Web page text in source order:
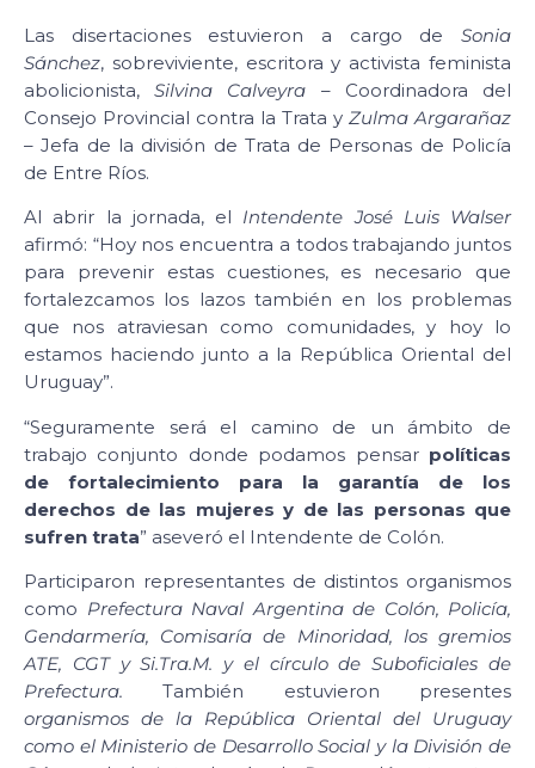
Las disertaciones estuvieron a cargo de Sonia
Sánchez, sobreviviente, escritora y activista feminista
abolicionista,Silvina Calveyra – Coordinadora del
Consejo Provincial contra la Trata y Zulma Argarañaz
– Jefa de la división de Trata de Personas de Policía
de Entre Ríos.
Al abrir la jornada, el Intendente José Luis Walser
afirmó: “Hoy nos encuentra a todos trabajando juntos
para prevenir estas cuestiones, es necesario que
fortalezcamos los lazos también en los problemas
que nos atraviesan como comunidades, y hoy lo
estamos haciendo junto a la República Oriental del
Uruguay”.
“Seguramente será el camino de un ámbito de
trabajo conjunto donde podamos pensar políticas
de fortalecimiento para la garantía de los
derechos de las mujeres y de las personas que
sufren trata” aseveró el Intendente de Colón.
Participaron representantes de distintos organismos
como Prefectura Naval Argentina de Colón, Policía,
Gendarmería, Comisaría de Minoridad, los gremios
ATE, CGT y Si.Tra.M. y el círculo de Suboficiales de
Prefectura. También estuvieron presentes
organismos de la República Oriental del Uruguay
como el Ministerio de Desarrollo Social y la División de